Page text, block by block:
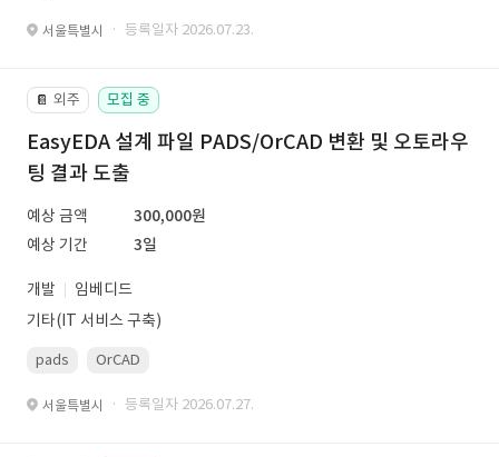
서울특별시 · 등록일자 2026.07.23.
📔 외주 모집 중
EasyEDA 설계 파일 PADS/OrCAD 변환 및 오토라우
팅 결과 도출
예상 금액
300,000원
예상 기간
3일
개발
임베디드
기타(IT 서비스 구축)
pads OrCAD
서울특별시 · 등록일자 2026.07.27.